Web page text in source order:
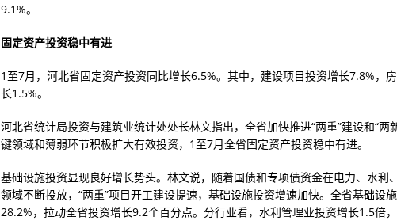
9.1%。
固定资产投资稳中有进
1至7月，河北省固定资产投资同比增长6.5%。其中，建设项目投资增长7.8%，
长1.5%。
河北省统计局投资与建筑业统计处处长林文指出，全省加快推进“两重”建设和“两
键领域和薄弱环节积极扩大有效投资，1至7月全省固定资产投资稳中有进。
基础设施投资显现良好增长势头。林文说，随着国债和专项债资金在电力、水利
领域不断投放，“两重”项目开工建设提速，基础设施投资增速加快。全省基础设
28.2%，拉动全省投资增长9.2个百分点。分行业看，水利管理业投资增长1.5倍